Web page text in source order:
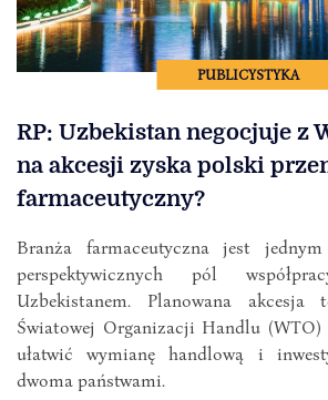
PUBLICYSTYKA
RP: Uzbekistan negocjuje z
na akcesji zyska polski
farmaceutyczny?
Branża farmaceutyczna jest
perspektywicznych pól
Uzbekistanem. Planowana
Światowej Organizacji Handlu (WTO)
ułatwić wymianę handlową i
dwoma państwami.